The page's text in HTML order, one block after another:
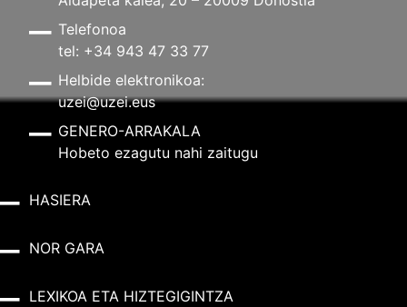
Telefonoa
tel: +34 943 47 33 77
Helbide elektronikoa:
uzei@uzei.eus
GENERO-ARRAKALA
Hobeto ezagutu nahi zaitugu
HASIERA
NOR GARA
LEXIKOA ETA HIZTEGIGINTZA